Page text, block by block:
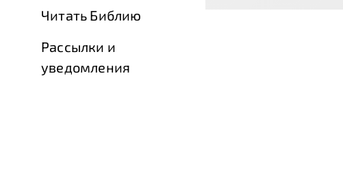
Читать Библию
Рассылки и
уведомления